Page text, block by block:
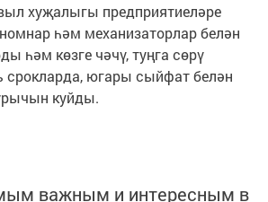
хуҗалыгы предприятиеләре
һәм механизаторлар белән
һәм көзге чәчү, туңга сөрү
срокларда, югары сыйфат белән
куйды.
важным и интересным в